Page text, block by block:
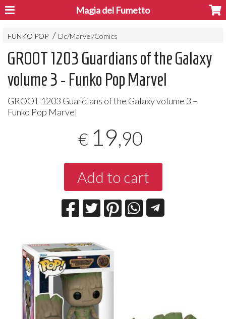
Magia del Fumetto
FUNKO POP Dc/Marvel/Comics
GROOT 1203 Guardians of the Galaxy
volume 3 - Funko Pop Marvel
GROOT 1203 Guardians of the Galaxy volume 3 –
Funko Pop Marvel
€ 19,90
Add to cart